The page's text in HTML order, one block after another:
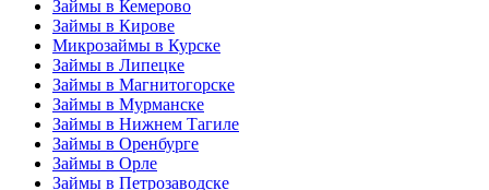
Займы в Кемерово
Займы в Кирове
Микрозаймы в Курске
Займы в Липецке
Займы в Магнитогорске
Займы в Мурманске
Займы в Нижнем Тагиле
Займы в Оренбурге
Займы в Орле
Займы в Петрозаводске